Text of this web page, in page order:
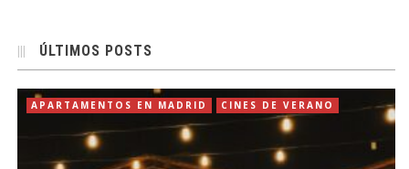
ÚLTIMOS POSTS
APARTAMENTOS EN MADRID CINES DE VERANO